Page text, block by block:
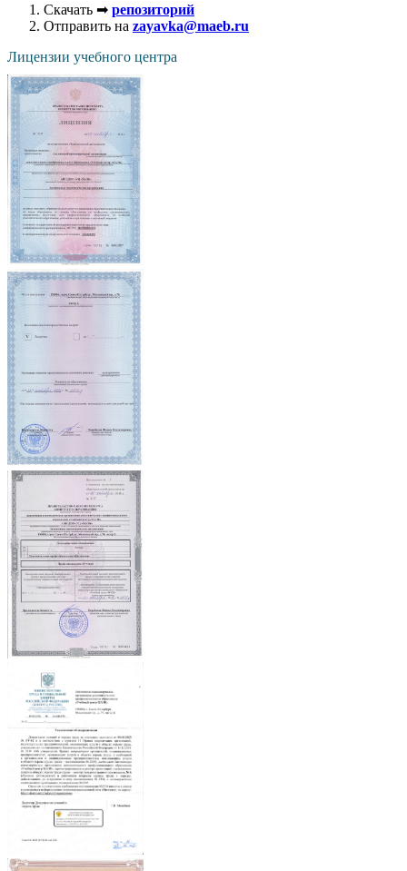
Скачать ➡ репозиторий
Отправить на zayavka@maeb.ru
Лицензии учебного центра